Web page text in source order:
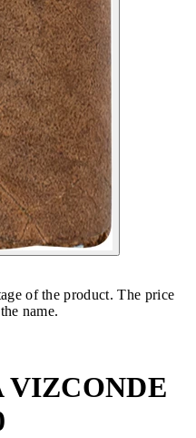
of the product. The price
name.
VIZCONDE